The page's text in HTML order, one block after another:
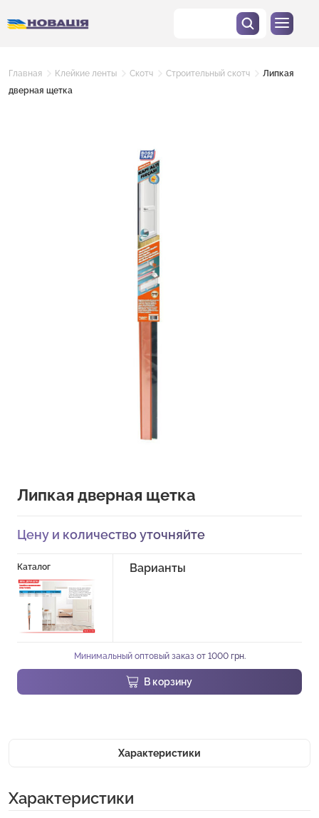
Главная Клейкие ленты Скотч Строительный скотч
Липкая
дверная щетка
Липкая дверная щетка
Цену и количество уточняйте
Каталог Варианты
Минимальный оптовый заказ от 1000 грн.
В корзину
Характеристики
Характеристики